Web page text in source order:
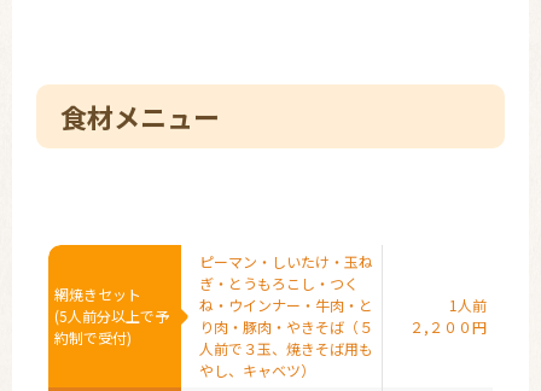
食材メニュー
網焼きセット
(5人前分以上で予
約制で受付)
ピーマン・しいたけ・玉ね
ぎ・とうもろこし・つく
ね・ ウインナー・牛肉・と
り肉・豚肉・やきそば （５
人前で３玉、焼きそば用も
やし、キャベツ）
1人前
２,２００円